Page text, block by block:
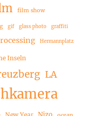
film show
gif glass photo graffiti
Hermannplatz
Inseln
LA
Nizo